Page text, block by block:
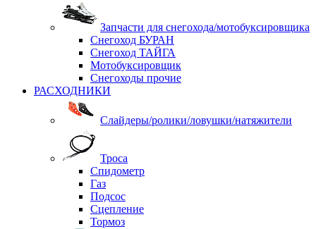
Запчасти для снегохода/мотобуксировщика
Снегоход БУРАН
Снегоход ТАЙГА
Мотобуксировщик
Снегоходы прочие
РАСХОДНИКИ
Слайдеры/ролики/ловушки/натяжители
Троса
Спидометр
Газ
Подсос
Сцепление
Тормоз